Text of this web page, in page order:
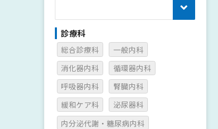
診療科
総合診療科
一般内科
消化器内科
循環器内科
呼吸器内科
腎臓内科
緩和ケア科
泌尿器科
内分泌代謝・糖尿病内科